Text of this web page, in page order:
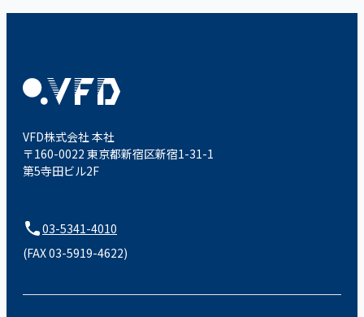
VFD株式会社 本社
〒160-0022 東京都新宿区新宿1-31-1
第5寺田ビル2F
03-5341-4010
(FAX 03-5919-4622)